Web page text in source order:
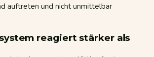
auftreten und nicht unmittelbar
reagiert stärker als